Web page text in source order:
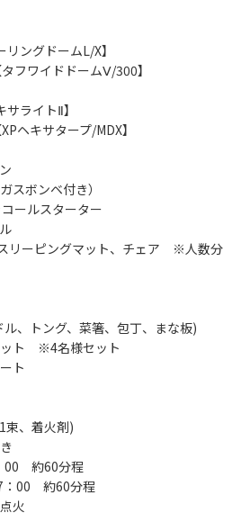
リングドームL/X】
フワイドドームⅤ/300】
ライトⅡ】
ヘキサタープ/MDX】
スボンベ付き）
ールスターター
リーピングマット、チェア ※人数分
、トング、菜箸、包丁、まな板)
ット ※4名様セット
ト
束、着火剤)
00 約60分程
00 約60分程
火